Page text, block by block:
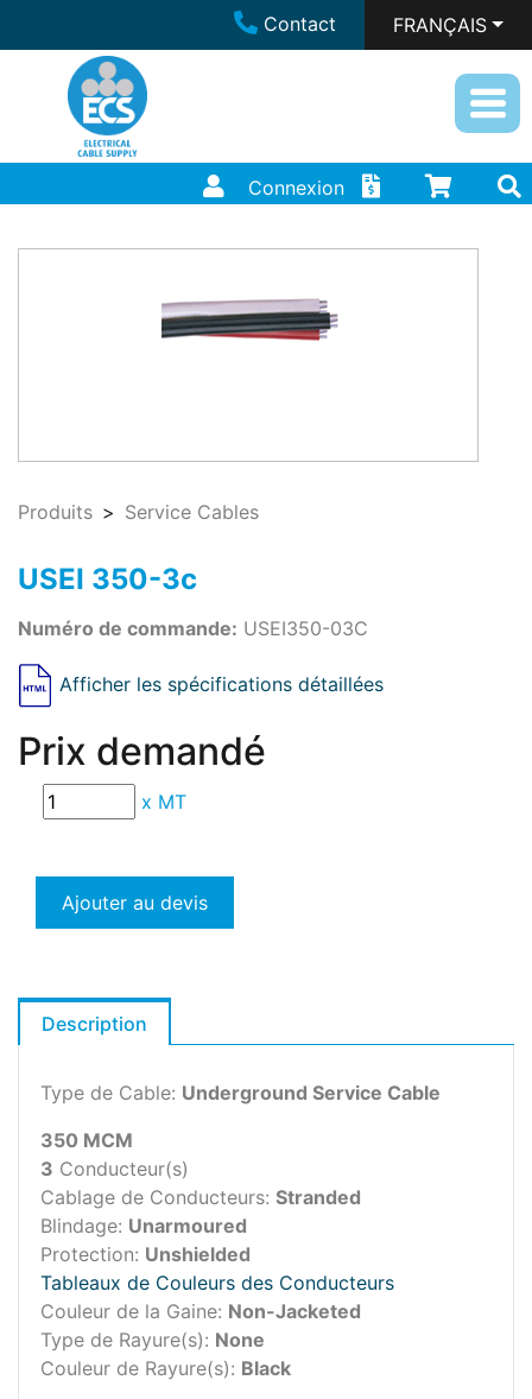
Contact FRANÇAIS
Connexion
Produits Service Cables
USEI 350-3c
Numéro de commande: USEI350-03C
Afficher les spécifications détaillées
Prix demandé
x MT
Ajouter au devis
Description
Type de Cable: Underground Service Cable
350 MCM
3 Conducteur(s)
Cablage de Conducteurs: Stranded
Blindage: Unarmoured
Protection: Unshielded
Tableaux de Couleurs des Conducteurs
Couleur de la Gaine: Non-Jacketed
Type de Rayure(s): None
Couleur de Rayure(s): Black